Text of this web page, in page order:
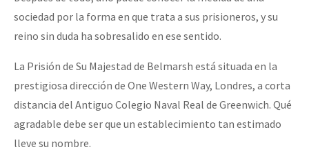
sociedad por la forma en que trata a sus prisioneros, y su
reino sin duda ha sobresalido en ese sentido.
La Prisión de Su Majestad de Belmarsh está situada en la
prestigiosa dirección de One Western Way, Londres, a corta
distancia del Antiguo Colegio Naval Real de Greenwich. Qué
agradable debe ser que un establecimiento tan estimado
lleve su nombre.